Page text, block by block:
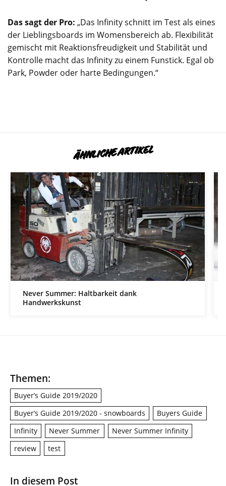
Das sagt der Pro: „Das Infinity schnitt im Test als eines
der Lieblingsboards im Womensbereich ab. Flexibilität
gemischt mit Reaktionsfreudigkeit und Stabilität und
Kontrolle macht das Infinity zu einem Funstick. Egal ob
Park, Powder oder harte Bedingungen.“
ÄHNLICHE ARTIKEL
Never Summer: Haltbarkeit dank
Handwerkskunst
Themen:
Buyer’s Guide 2019/2020
Buyer’s Guide 2019/2020 - snowboards
Buyers Guide
Infinity
Never Summer
Never Summer Infinity
review
test
In diesem Post